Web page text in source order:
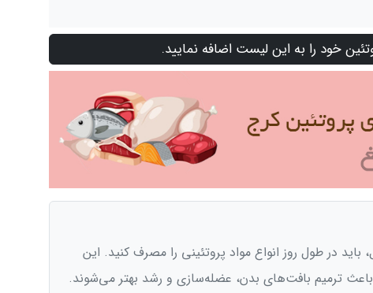
خود را به این لیست اضافه نمایید.
باید در طول روز انواع مواد پروتئینی را مصرف کنید. این
باعث ترمیم بافت‌های بدن، عضله‌سازی و رشد بهتر می‌شوند.